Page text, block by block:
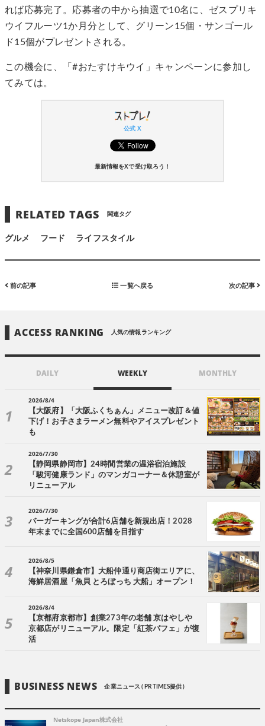
れば応募完了。応募者の中から抽選で10名に、ゼスプリキ
ウイフルーツ1か月分として、グリーン15個・サンゴール
ド15個がプレゼントされる。
この機会に、「#おたすけキウイ」キャンペーンに参加し
てみては。
公式 X
最新情報をXで受け取ろう！
RELATED TAGS 関連タグ
グルメ フード ライフスタイル
前の記事 一覧へ戻る 次の記事
ACCESS RANKING 人気の情報ランキング
DAILY WEEKLY MONTHLY
2026/8/4
【大阪府】「大阪ふくちぁん」メニュー改訂＆値
下げ！お子さまラーメン無料やアイスプレゼント
も
2026/7/30
【静岡県静岡市】24時間営業の温浴宿泊施設
「駿河健康ランド」のマンガコーナー＆休憩室が
リニューアル
2026/7/30
バーガーキングが合計6店舗を新規出店！2028
年末までに全国600店舗を目指す
2026/8/5
【神奈川県鎌倉市】大船仲通り商店街エリアに、
海鮮居酒屋「魚貝 とろぼっち 大船」オープン！
2026/8/4
【京都府京都市】創業273年の老舗 京はやしや
京都店がリニューアル。限定「紅茶パフェ」が復
活
BUSINESS NEWS 企業ニュース ( PR TIMES提供 )
Netskope Japan株式会社